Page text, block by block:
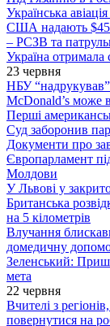
Українська
США надають $450
– РСЗВ та
Україна отримала
23 червня
НБУ “надрукував”
McDonald’s може
Перші
Суд заборонив
Документи про
Європарламент
Молдови
У Львові у
Британська
на 5 кілометрів
Влучання
домедичну
Зеленський:
мета
22 червня
Вчителі з
повернутися на